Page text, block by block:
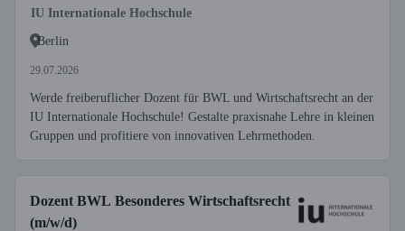
IU Internationale Hochschule
Berlin
29.07.2026
Werde freiberuflicher Dozent für BWL und Wirtschaftsrecht an der
IU Internationale Hochschule! Gestalte praxisnahe Lehre in kleinen
Gruppen und profitiere von innovativen Lehrmethoden.
Dozent BWL Besonderes Wirtschaftsrecht
(m/w/d)